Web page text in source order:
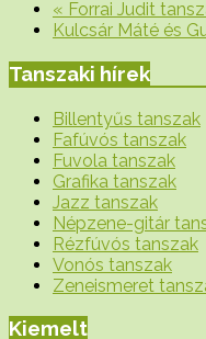
« Forrai Judit
Kulcsár Máté és
Tanszaki hírek
Billentyűs tanszak
Fafúvós tanszak
Fuvola tanszak
Grafika tanszak
Jazz tanszak
Népzene-gitár
Rézfúvós tanszak
Vonós tanszak
Zeneismeret
Kiemelt